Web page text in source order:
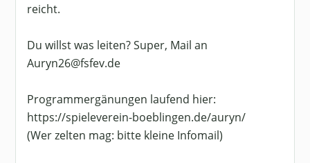
reicht.
Du willst was leiten? Super, Mail an
Auryn26@fsfev.de
Programmergänungen laufend hier:
https://spieleverein-boeblingen.de/auryn/
(Wer zelten mag: bitte kleine Infomail)